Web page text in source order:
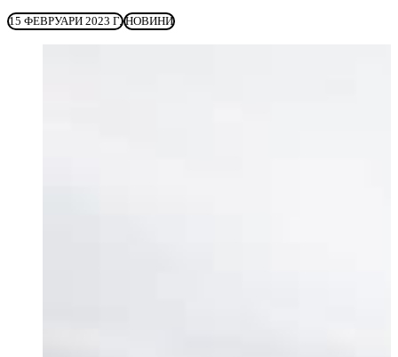
15 ФЕВРУАРИ 2023 Г. НОВИНИ